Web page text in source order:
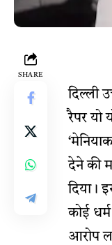
SHARE
दिल्ली
रैपर यो
देने की
दिया।
कोई
आरोप